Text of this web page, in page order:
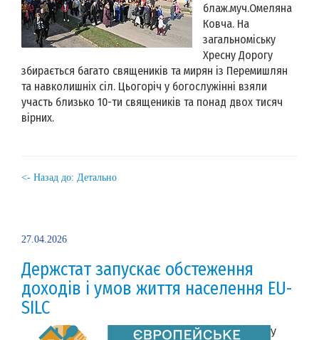
блаж.муч.Омеляна
Ковча. На
загальноміську
Хресну Дорогу
збирається багато священиків та мирян із Перемишлян
та навколишніх сіл. Цьогоріч у богослужінні взяли
участь близько 10-ти священиків та понад двох тисяч
вірних.
<- Назад до: Детально
27.04.2026
Держстат запускає обстеження
доходів і умов життя населення EU-
SILC
У